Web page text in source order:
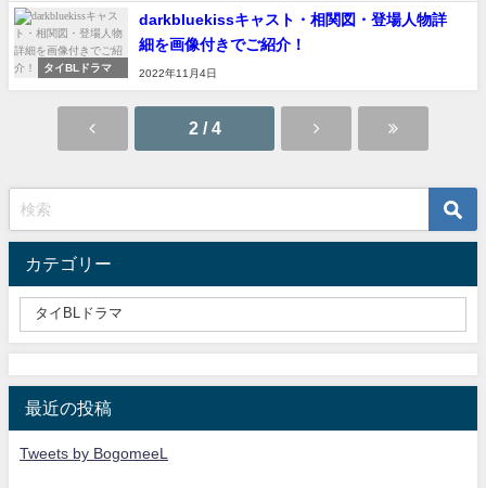
タイBLドラマ
darkbluekissキャスト・相関図・登場人物詳
細を画像付きでご紹介！
2022年11月4日
2 / 4
カテゴリー
最近の投稿
Tweets by BogomeeL